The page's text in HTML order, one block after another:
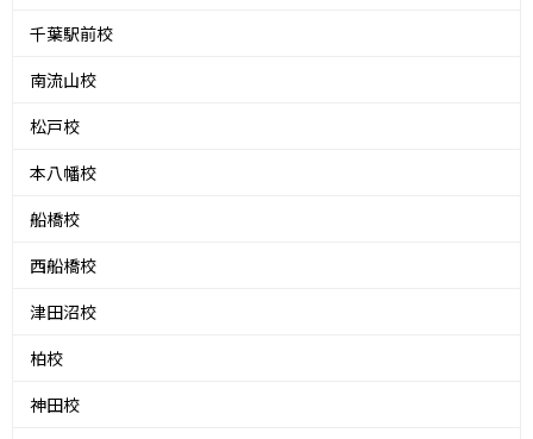
千葉駅前校
南流山校
松戸校
本八幡校
船橋校
西船橋校
津田沼校
柏校
神田校